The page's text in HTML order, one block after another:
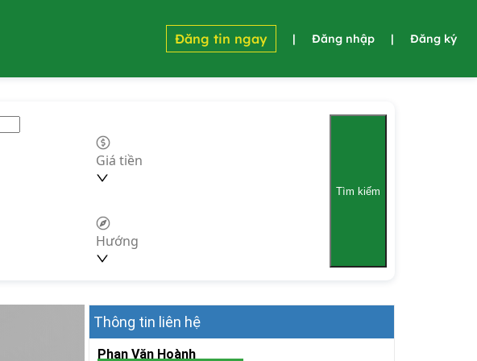
Đăng tin ngay | Đăng nhập | Đăng ký
Giá tiền
Hướng
Tìm kiếm
Thông tin liên hệ
Phan Văn Hoành